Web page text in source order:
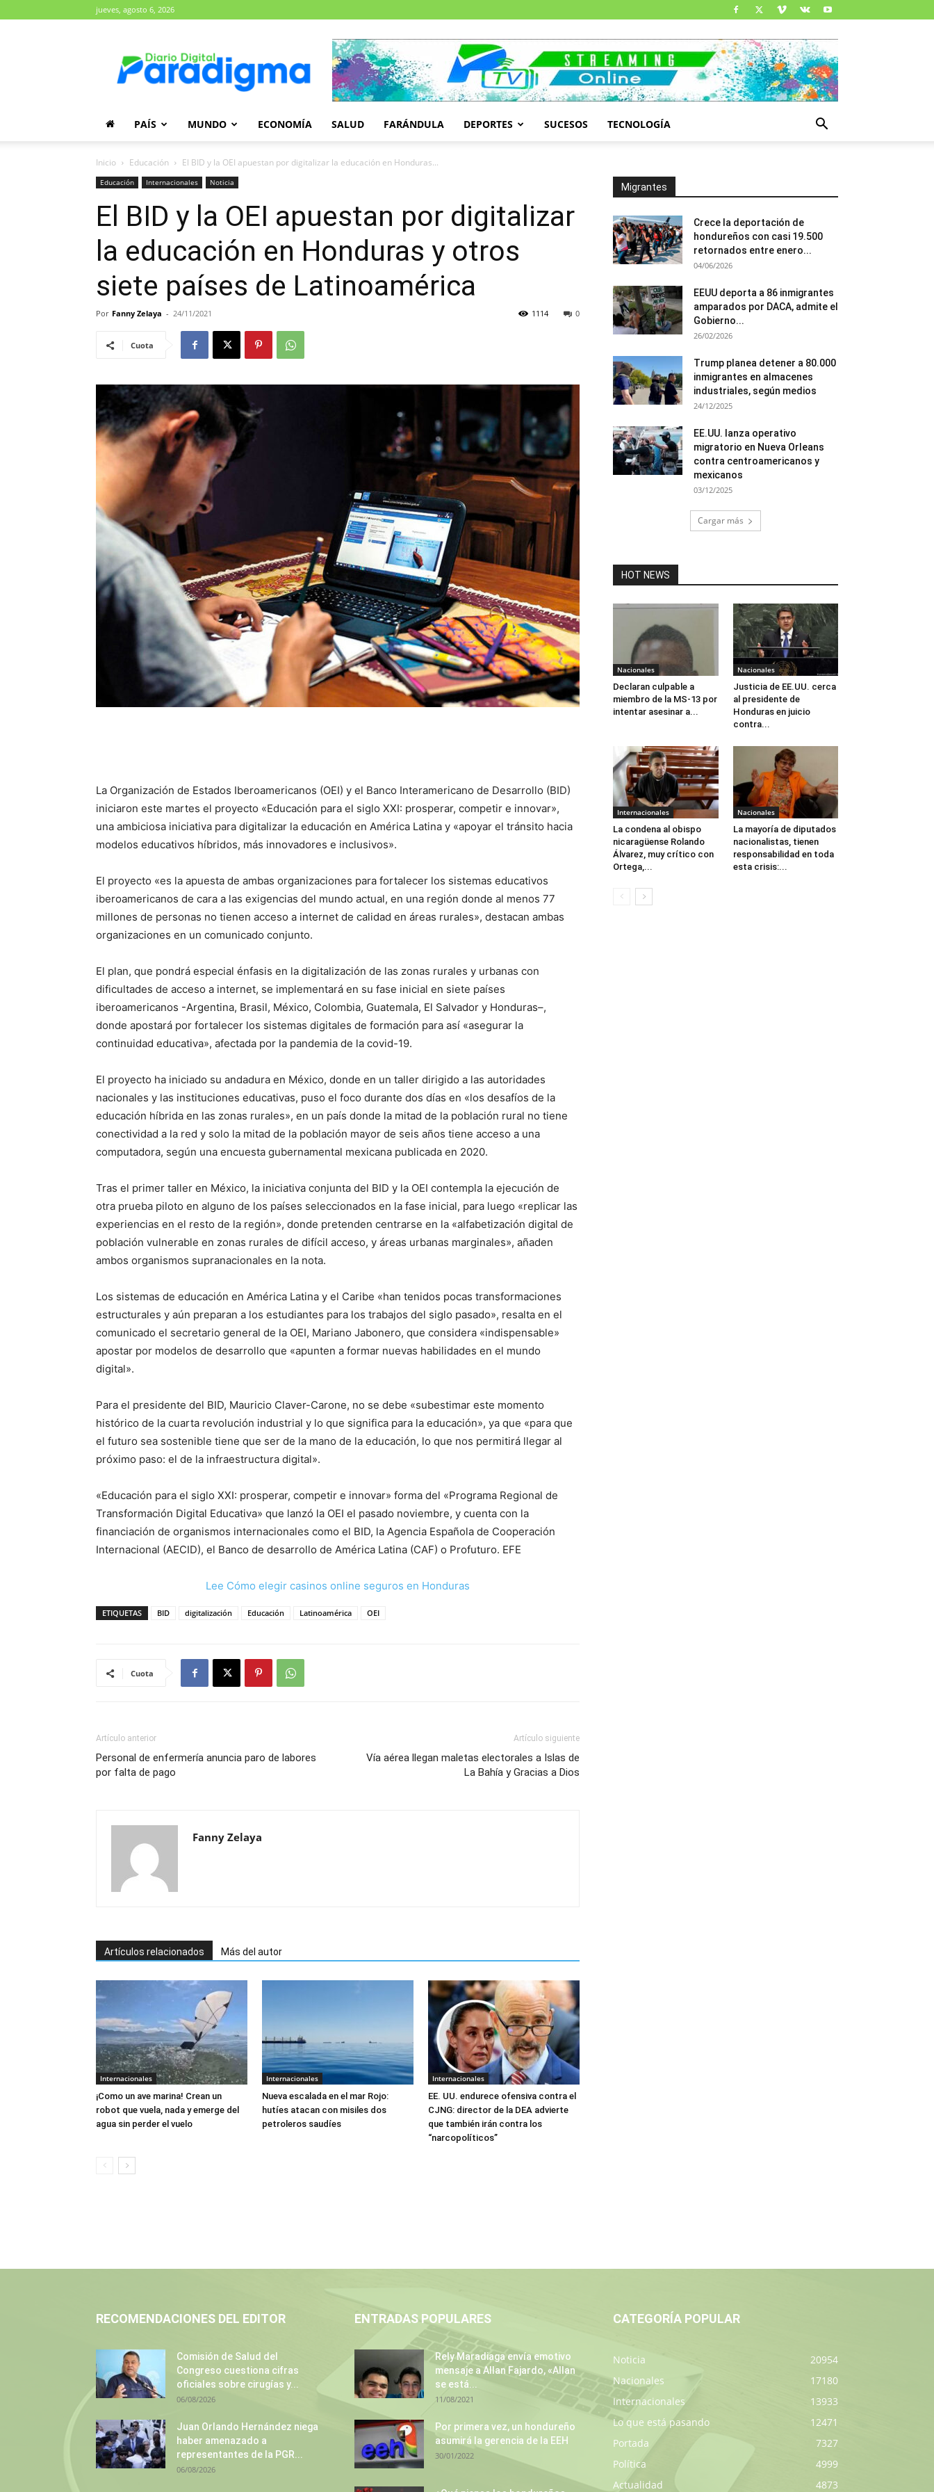
jueves, agosto 6, 2026
Paradigma
PAÍS MUNDO ECONOMÍA SALUD FARÁNDULA DEPORTES SUCESOS TECNOLOGÍA
Inicio Educación El BID y la OEI apuestan por digitalizar la educación en Honduras...
Educación Internacionales Noticia
El BID y la OEI apuestan por digitalizar
la educación en Honduras y otros
siete países de Latinoamérica
Por Fanny Zelaya - 24/11/2021 0
1114
Cuota
La Organización de Estados Iberoamericanos (OEI) y el Banco Interamericano de Desarrollo (BID)
iniciaron este martes el proyecto «Educación para el siglo XXI: prosperar, competir e innovar»,
una ambiciosa iniciativa para digitalizar la educación en América Latina y «apoyar el tránsito hacia
modelos educativos híbridos, más innovadores e inclusivos».
El proyecto «es la apuesta de ambas organizaciones para fortalecer los sistemas educativos
iberoamericanos de cara a las exigencias del mundo actual, en una región donde al menos 77
millones de personas no tienen acceso a internet de calidad en áreas rurales», destacan ambas
organizaciones en un comunicado conjunto.
El plan, que pondrá especial énfasis en la digitalización de las zonas rurales y urbanas con
dificultades de acceso a internet, se implementará en su fase inicial en siete países
iberoamericanos -Argentina, Brasil, México, Colombia, Guatemala, El Salvador y Honduras–,
donde apostará por fortalecer los sistemas digitales de formación para así «asegurar la
continuidad educativa», afectada por la pandemia de la covid-19.
El proyecto ha iniciado su andadura en México, donde en un taller dirigido a las autoridades
nacionales y las instituciones educativas, puso el foco durante dos días en «los desafíos de la
educación híbrida en las zonas rurales», en un país donde la mitad de la población rural no tiene
conectividad a la red y solo la mitad de la población mayor de seis años tiene acceso a una
computadora, según una encuesta gubernamental mexicana publicada en 2020.
Tras el primer taller en México, la iniciativa conjunta del BID y la OEI contempla la ejecución de
otra prueba piloto en alguno de los países seleccionados en la fase inicial, para luego «replicar las
experiencias en el resto de la región», donde pretenden centrarse en la «alfabetización digital de
población vulnerable en zonas rurales de difícil acceso, y áreas urbanas marginales», añaden
ambos organismos supranacionales en la nota.
Los sistemas de educación en América Latina y el Caribe «han tenidos pocas transformaciones
estructurales y aún preparan a los estudiantes para los trabajos del siglo pasado», resalta en el
comunicado el secretario general de la OEI, Mariano Jabonero, que considera «indispensable»
apostar por modelos de desarrollo que «apunten a formar nuevas habilidades en el mundo
digital».
Para el presidente del BID, Mauricio Claver-Carone, no se debe «subestimar este momento
histórico de la cuarta revolución industrial y lo que significa para la educación», ya que «para que
el futuro sea sostenible tiene que ser de la mano de la educación, lo que nos permitirá llegar al
próximo paso: el de la infraestructura digital».
«Educación para el siglo XXI: prosperar, competir e innovar» forma del «Programa Regional de
Transformación Digital Educativa» que lanzó la OEI el pasado noviembre, y cuenta con la
financiación de organismos internacionales como el BID, la Agencia Española de Cooperación
Internacional (AECID), el Banco de desarrollo de América Latina (CAF) o Profuturo. EFE
Lee Cómo elegir casinos online seguros en Honduras
ETIQUETAS BID digitalización Educación Latinoamérica OEI
Cuota
Artículo anterior
Personal de enfermería anuncia paro de labores
por falta de pago
Artículo siguiente
Vía aérea llegan maletas electorales a Islas de
La Bahía y Gracias a Dios
Fanny Zelaya
Artículos relacionados Más del autor
Internacionales
¡Como un ave marina! Crean un
robot que vuela, nada y emerge del
agua sin perder el vuelo
Internacionales
Nueva escalada en el mar Rojo:
hutíes atacan con misiles dos
petroleros saudíes
Internacionales
EE. UU. endurece ofensiva contra el
CJNG: director de la DEA advierte
que también irán contra los
“narcopolíticos”
Migrantes
Crece la deportación de
hondureños con casi 19.500
retornados entre enero...
04/06/2026
EEUU deporta a 86 inmigrantes
amparados por DACA, admite el
Gobierno...
26/02/2026
Trump planea detener a 80.000
inmigrantes en almacenes
industriales, según medios
24/12/2025
EE.UU. lanza operativo
migratorio en Nueva Orleans
contra centroamericanos y
mexicanos
03/12/2025
Cargar más
HOT NEWS
Nacionales
Declaran culpable a
miembro de la MS-13 por
intentar asesinar a...
Nacionales
Justicia de EE.UU. cerca
al presidente de
Honduras en juicio
contra...
Internacionales
La condena al obispo
nicaragüense Rolando
Álvarez, muy crítico con
Ortega,...
Nacionales
La mayoría de diputados
nacionalistas, tienen
responsabilidad en toda
esta crisis:...
RECOMENDACIONES DEL EDITOR
Comisión de Salud del
Congreso cuestiona cifras
oficiales sobre cirugías y...
06/08/2026
Juan Orlando Hernández niega
haber amenazado a
representantes de la PGR...
06/08/2026
ENTRADAS POPULARES
Rely Maradiaga envía emotivo
mensaje a Allan Fajardo, «Allan
se está...
11/08/2021
Por primera vez, un hondureño
asumirá la gerencia de la EEH
30/01/2022
CATEGORÍA POPULAR
Noticia
20954
Nacionales
17180
Internacionales
13933
Lo que está pasando
12471
Portada
7327
Política
4999
Actualidad
4873